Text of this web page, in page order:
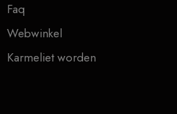
Faq
Webwinkel
Karmeliet worden